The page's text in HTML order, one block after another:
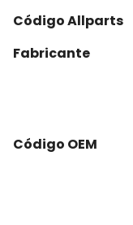
Código Allparts
Fabricante
Código OEM